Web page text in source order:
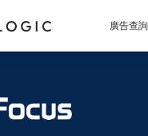
廣告查詢